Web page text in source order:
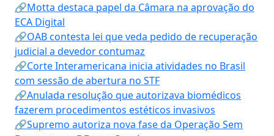
🔗Motta destaca papel da Câmara na aprovação do
ECA Digital
🔗OAB contesta lei que veda pedido de recuperação
judicial a devedor contumaz
🔗Corte Interamericana inicia atividades no Brasil
com sessão de abertura no STF
🔗Anulada resolução que autorizava biomédicos
fazerem procedimentos estéticos invasivos
🔗Supremo autoriza nova fase da Operação Sem